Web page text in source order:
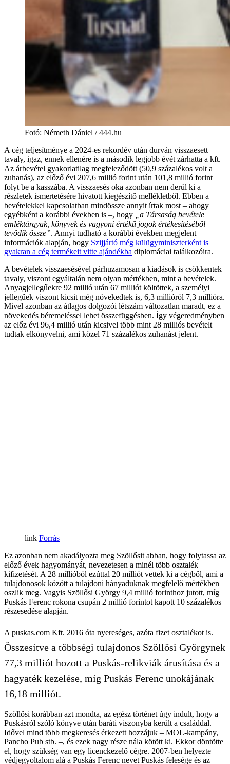
Fotó: Németh Dániel / 444.hu
A cég teljesítménye a 2024-es rekordév után durván visszaesett
tavaly, igaz, ennek ellenére is a második legjobb évét zárhatta a kft.
Az árbevétel gyakorlatilag megfeleződött (50,9 százalékos volt a
zuhanás), az előző évi 207,6 millió forint után 101,8 millió forint
folyt be a kasszába. A visszaesés oka azonban nem derül ki a
részletek ismertetésére hivatott kiegészítő mellékletből. Ebben a
bevételekkel kapcsolatban mindössze annyit írtak most – ahogy
egyébként a korábbi években is –, hogy
„a Társaság bevétele
emléktárgyak, könyvek és vagyoni értékű jogok értékesítéséből
tevődik össze”. Annyi tudható a korábbi években megjelent
információk alapján, hogy Szijjártó még külügyminiszterként is
gyakran a cég termékeit vitte ajándékba diplomáciai találkozóira.
A bevételek visszaesésével párhuzamosan a kiadások is csökkentek
tavaly, viszont egyáltalán nem olyan mértékben, mint a bevételek.
Anyagjellegűekre 92 millió után 67 milliót költöttek, a személyi
jellegűek viszont kicsit még növekedtek is, 6,3 millióról 7,3 millióra.
Mivel azonban az átlagos dolgozói létszám változatlan maradt, ez a
növekedés béremeléssel lehet összefüggésben. Így végeredményben
az előz évi 96,4 millió után kicsivel több mint 28 milliós bevételt
tudtak elkönyvelni, ami közel 71 százalékos zuhanást jelent.
Forrás
Ez azonban nem akadályozta meg Szöllősit abban, hogy folytassa az
előző évek hagyományát, nevezetesen a minél több osztalék
kifizetését. A 28 millióból ezúttal 20 milliót vettek ki a cégből, ami a
tulajdonosok között a tulajdoni hányaduknak megfelelő mértékben
oszlik meg. Vagyis Szöllősi György 9,4 millió forinthoz jutott, míg
Puskás Ferenc rokona csupán 2 millió forintot kapott 10 százalékos
részesedése alapján.
A puskas.com Kft. 2016 óta nyereséges, azóta fizet osztalékot is.
Összesítve a többségi tulajdonos Szöllősi Györgynek
77,3 milliót hozott a Puskás-relikviák árusítása és a
hagyaték kezelése, míg Puskás Ferenc unokájának
16,18 milliót.
Szöllősi korábban azt mondta, az egész történet úgy indult, hogy a
Puskásról szóló könyve után baráti viszonyba került a családdal.
Idővel mind több megkeresés érkezett hozzájuk – MOL-kampány,
Pancho Pub stb. –, és ezek nagy része nála kötött ki. Ekkor döntötte
el, hogy szükség van egy licenckezelő cégre. 2007-ben helyezte
védjegyoltalom alá a Puskás Ferenc nevet Puskás felesége és az